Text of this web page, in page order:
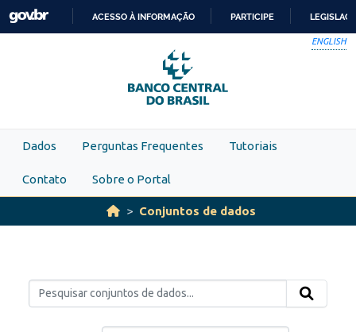
Skip to main content
PARA
O
CONTEÚDO
ACESSO À INFORMAÇÃO PARTICIPE
ENGLISH
Dados Perguntas Frequentes Tutoriais
Contato Sobre o Portal
Conjuntos de dados